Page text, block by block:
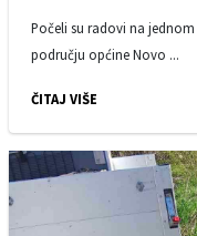
Počeli su radovi na
području općine Novo ...
ČITAJ VIŠE